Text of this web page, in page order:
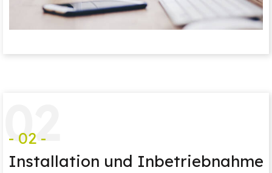
02
- 02 -
Installation und Inbetriebnahme